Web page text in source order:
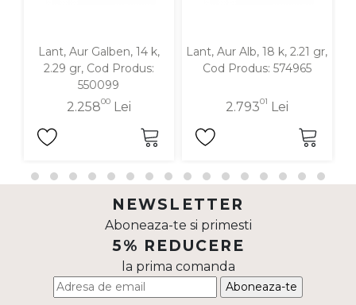
Lant, Aur Galben, 14 k,
2.29 gr, Cod Produs:
550099
2.25800Lei
Lant, Aur Alb, 18 k, 2.21 gr,
Cod Produs: 574965
2.79301 Lei
NEWSLETTER
Aboneaza-te si primesti
5% REDUCERE
la prima comanda
Aboneaza-te